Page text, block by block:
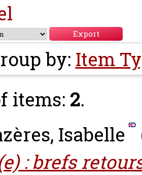
by: Item
items: 2.
Isabelle
: brefs